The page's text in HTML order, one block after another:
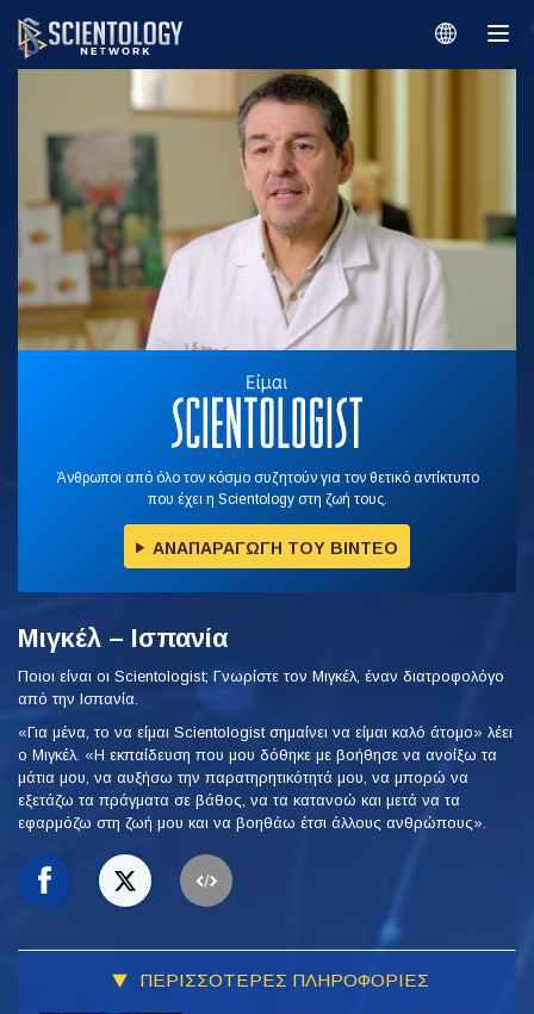
Άνθρωποι από όλο τον κόσμο συζητούν για τον θετικό αντίκτυπο
που έχει η Scientology στη ζωή τους.
ΑΝΑΠΑΡΑΓΩΓΗ ΤΟΥ ΒΙΝΤΕΟ
Μιγκέλ – Ισπανία
Ποιοι είναι οι Scientologist; Γνωρίστε τον Μιγκέλ, έναν διατροφολόγο
από την Ισπανία.
«Για μένα, το να είμαι Scientologist σημαίνει να είμαι καλό άτομο» λέει
ο Μιγκέλ. «Η εκπαίδευση που μου δόθηκε με βοήθησε να ανοίξω τα
μάτια μου, να αυξήσω την παρατηρητικότητά μου, να μπορώ να
εξετάζω τα πράγματα σε βάθος, να τα κατανοώ και μετά να τα
εφαρμόζω στη ζωή μου και να βοηθάω έτσι άλλους ανθρώπους».
ΠΕΡΙΣΣΟΤΕΡΕΣ ΠΛΗΡΟΦΟΡΙΕΣ